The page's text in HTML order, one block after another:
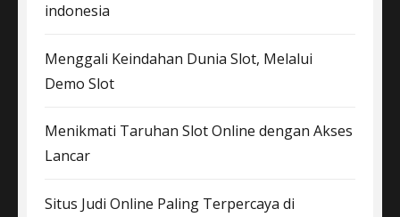
indonesia
Menggali Keindahan Dunia Slot, Melalui
Demo Slot
Menikmati Taruhan Slot Online dengan Akses
Lancar
Situs Judi Online Paling Terpercaya di